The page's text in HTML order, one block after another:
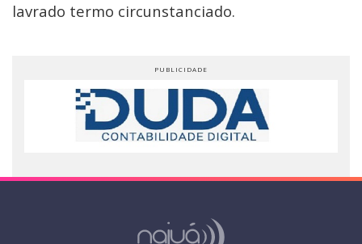
lavrado termo circunstanciado.